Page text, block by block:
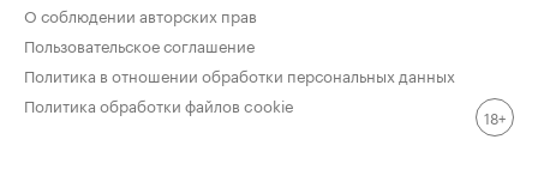
О соблюдении авторских прав
Пользовательское соглашение
Политика в отношении обработки персональных данных
Политика обработки файлов cookie
18+